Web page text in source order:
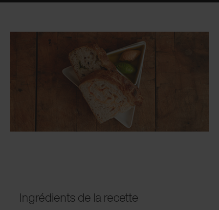
Ingrédients de la recette